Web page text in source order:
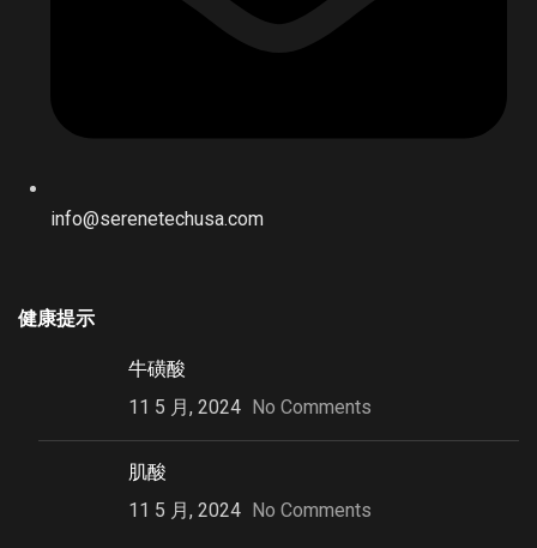
info@serenetechusa.com
健康提示
牛磺酸
11 5 月, 2024 No Comments
肌酸
11 5 月, 2024 No Comments